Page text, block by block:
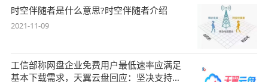
时空伴随者是什么意思?时空伴随者介绍
2021-11-09
工信部称网盘企业免费用户最低速率应满足
基本下载需求，天翼云盘回应：坚决支持，